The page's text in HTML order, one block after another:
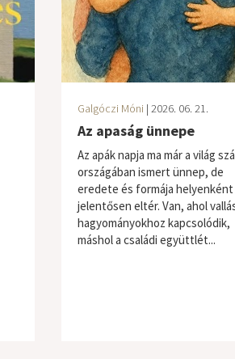
Galgóczi Móni | 2026. 06. 21.
Az apaság ünnepe
Az apák napja ma már a világ
országában ismert ünnep, de
eredete és formája helyenként
jelentősen eltér. Van, ahol
hagyományokhoz kapcsolódik,
máshol a családi együttlét...